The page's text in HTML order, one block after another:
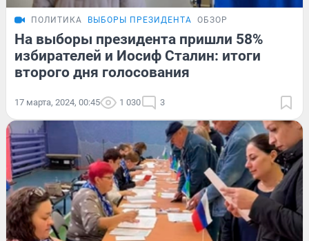
ПОЛИТИКА ВЫБОРЫ ПРЕЗИДЕНТА ОБЗОР
На выборы президента пришли 58%
избирателей и Иосиф Сталин: итоги
второго дня голосования
17 марта, 2024, 00:45 1 030 3